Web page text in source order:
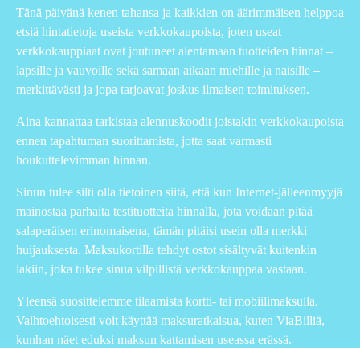
Tänä päivänä kenen tahansa ja kaikkien on äärimmäisen helppoa
etsiä hintatietoja useista verkkokaupoista, joten useat
verkkokauppiaat ovat joutuneet alentamaan tuotteiden hinnat –
lapsille ja vauvoille sekä samaan aikaan miehille ja naisille –
merkittävästi ja jopa tarjoavat joskus ilmaisen toimituksen.
Aina kannattaa tarkistaa alennuskoodit joistakin verkkokaupoista
ennen tapahtuman suorittamista, jotta saat varmasti
houkuttelevimman hinnan.
Sinun tulee silti olla tietoinen siitä, että kun Internet-jälleenmyyjä
mainostaa parhaita testituotteita hinnalla, jota voidaan pitää
salaperäisen erinomaisena, tämän pitäisi usein olla merkki
huijauksesta. Maksukortilla tehdyt ostot sisältyvät kuitenkin
lakiin, joka tukee sinua vilpillistä verkkokauppaa vastaan.
Yleensä suosittelemme tilaamista kortti- tai mobiilimaksulla.
Vaihtoehtoisesti voit käyttää maksuratkaisua, kuten ViaBilliä,
kunhan näet eduksi maksun kattamisen useassa erässä.